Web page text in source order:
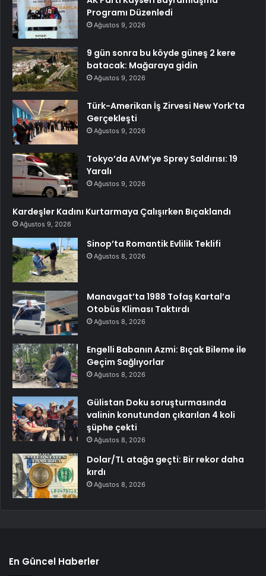
Programı Düzenledi
Ağustos 9, 2026
9 gün sonra bu köyde güneş 2 kere
batacak: Mağaraya gidin
Ağustos 9, 2026
Türk-Amerikan İş Zirvesi New York’ta
Gerçekleşti
Ağustos 9, 2026
Tokyo’da AVM’ye Sprey Saldırısı: 19
Yaralı
Ağustos 9, 2026
Kardeşler Kadını Kurtarmaya Çalışırken Bıçaklandı
Ağustos 9, 2026
Sinop’ta Romantik Evlilik Teklifi
Ağustos 8, 2026
Manavgat’ta 1988 Tofaş Kartal’a
Otobüs Kliması Taktırdı
Ağustos 8, 2026
Engelli Babanın Azmi: Bıçak Bileme ile
Geçim Sağlıyorlar
Ağustos 8, 2026
Gülistan Doku soruşturmasında
valinin konutundan çıkarılan 4 koli
şüphe çekti
Ağustos 8, 2026
Dolar/TL atağa geçti: Bir rekor daha
kırdı
Ağustos 8, 2026
En Güncel Haberler